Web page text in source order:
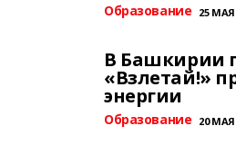
Образование 25 МАЯ
В Башкирии
«Взлетай!»
энергии
Образование 20 МАЯ